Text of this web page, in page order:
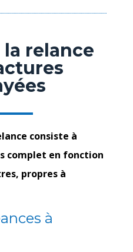
relance
consiste à
complet en fonction
propres à
à